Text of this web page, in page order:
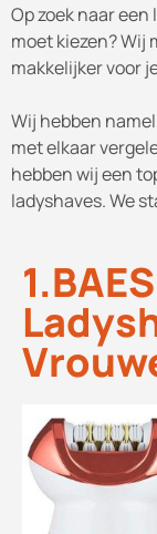
Op zoek naar
moet kiezen? Wij
makkelijker voor
Wij hebben
met elkaar
hebben wij een
ladyshaves. We